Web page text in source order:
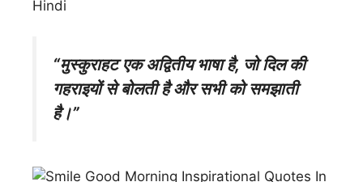
“मुस्कुराहट एक अद्वितीय भाषा है, जो दिल की
गहराइयों से बोलती है और सभी को समझाती
है।”